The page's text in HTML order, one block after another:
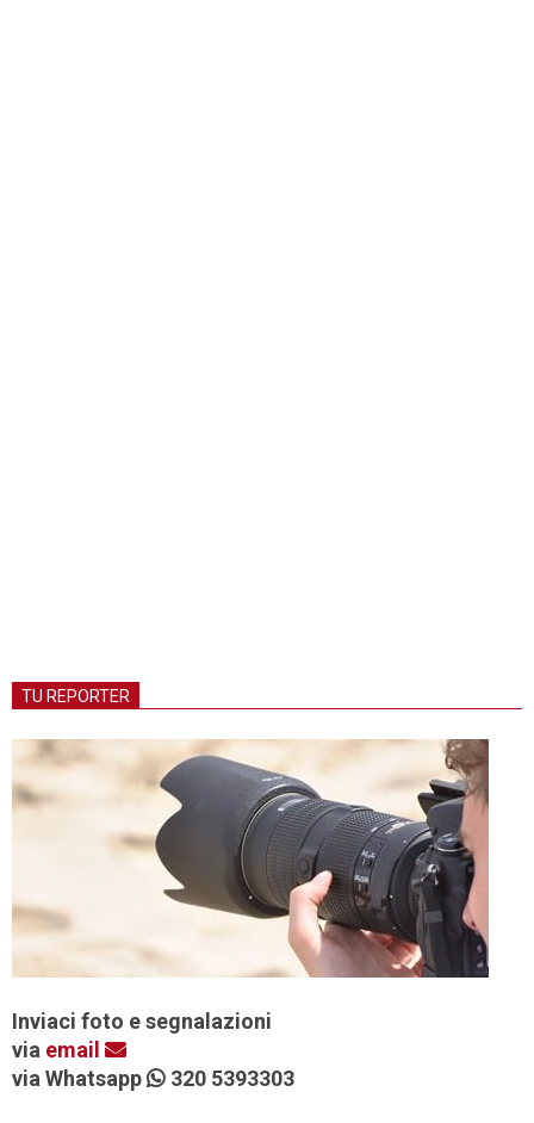
TU REPORTER
Inviaci foto e segnalazioni
via email
via Whatsapp
320 5393303